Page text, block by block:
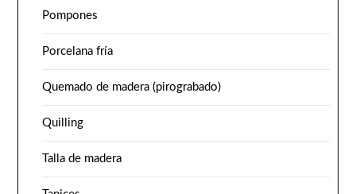
Pompones
Porcelana fría
Quemado de madera (pirograbado)
Quilling
Talla de madera